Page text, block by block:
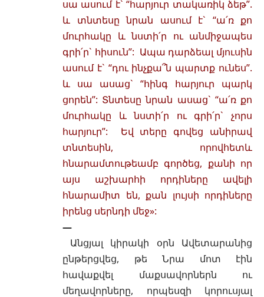
սա ասում է` “հարյուր տակառիկ ձեթ”.
և տնտեսը նրան ասում է` “ա՛ռ քո
մուրհակը և նստի՛ր ու անմիջապես
գրի՛ր` հիսուն”: Ապա դարձեալ մյուսին
ասում է` “դու ինչքա՞ն պարտք ունես”.
և սա ասաց` “հինգ հարյուր պարկ
ցորեն”: Տնտեսը նրան ասաց` “ա՛ռ քո
մուրհակը և նստի՛ր ու գրի՛ր` չորս
հարյուր”: Եվ տերը գովեց անիրավ
տնտեսին, որովհետև
հնարամտութեամբ գործեց, քանի որ
այս աշխարհի որդիները ավելի
հնարամիտ են, քան լույսի որդիները
իրենց սերնդի մեջ»:
—
Անցյալ կիրակի օրն Ավետարանից
ընթերցվեց, թե Նրա մոտ էին
հավաքվել մաքսավորներն ու
մեղավորները, որպեսզի կորուսյալ